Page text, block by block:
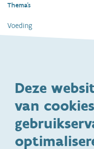
Deze
van
Thema's
Voeding
Ontwikkeling en gedrag
Specifieke
ondersteuningsbehoefte
Zwangerschap en geboorte